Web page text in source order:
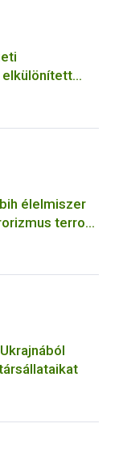
elkülönített
kapcsolódó
élelmiszer
terror